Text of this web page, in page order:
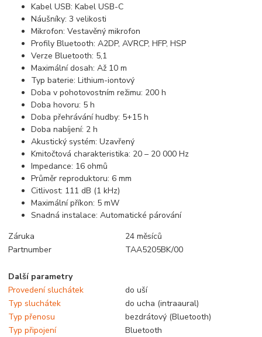
Kabel USB: Kabel USB-C
Náušníky: 3 velikosti
Mikrofon: Vestavěný mikrofon
Profily Bluetooth: A2DP, AVRCP, HFP, HSP
Verze Bluetooth: 5,1
Maximální dosah: Až 10 m
Typ baterie: Lithium-iontový
Doba v pohotovostním režimu: 200 h
Doba hovoru: 5 h
Doba přehrávání hudby: 5+15 h
Doba nabíjení: 2 h
Akustický systém: Uzavřený
Kmitočtová charakteristika: 20 – 20 000 Hz
Impedance: 16 ohmů
Průměr reproduktoru: 6 mm
Citlivost: 111 dB (1 kHz)
Maximální příkon: 5 mW
Snadná instalace: Automatické párování
Záruka
24 měsíců
Partnumber
TAA5205BK/00
Další parametry
Provedení sluchátek
do uší
Typ sluchátek
do ucha (intraaural)
Typ přenosu
bezdrátový (Bluetooth)
Typ připojení
Bluetooth